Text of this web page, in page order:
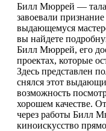
Билл Мюррей —
завоевали
выдающемуся
вы найдете
Билл Мюррей, его
проектах, которые
Здесь представлен
снялся этот
возможность
хорошем качестве.
через работы Билл
киноискусство